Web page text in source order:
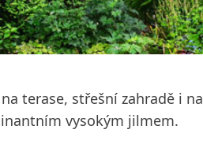
terase, střešní zahradě i na
vysokým jilmem.